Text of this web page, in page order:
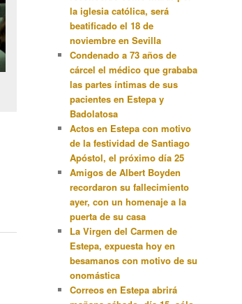
la iglesia católica, será
beatificado el 18 de
noviembre en Sevilla
Condenado a 73 años de
cárcel el médico que grababa
las partes íntimas de sus
pacientes en Estepa y
Badolatosa
Actos en Estepa con motivo
de la festividad de Santiago
Apóstol, el próximo día 25
Amigos de Albert Boyden
recordaron su fallecimiento
ayer, con un homenaje a la
puerta de su casa
La Virgen del Carmen de
Estepa, expuesta hoy en
besamanos con motivo de su
onomástica
Correos en Estepa abrirá